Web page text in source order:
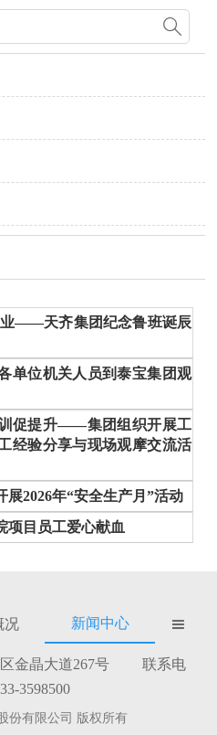

——天齐集团纪念鲁班诞辰
单位机关人员到泰宝集团观
促提升——集团组织开展工
经验分享与现场观摩交流活
2026年“安全生产月”活动
项目员工爱心献血
况 新闻中心 
区金晶大道267号 联系电
3598500
份有限公司 版权所有